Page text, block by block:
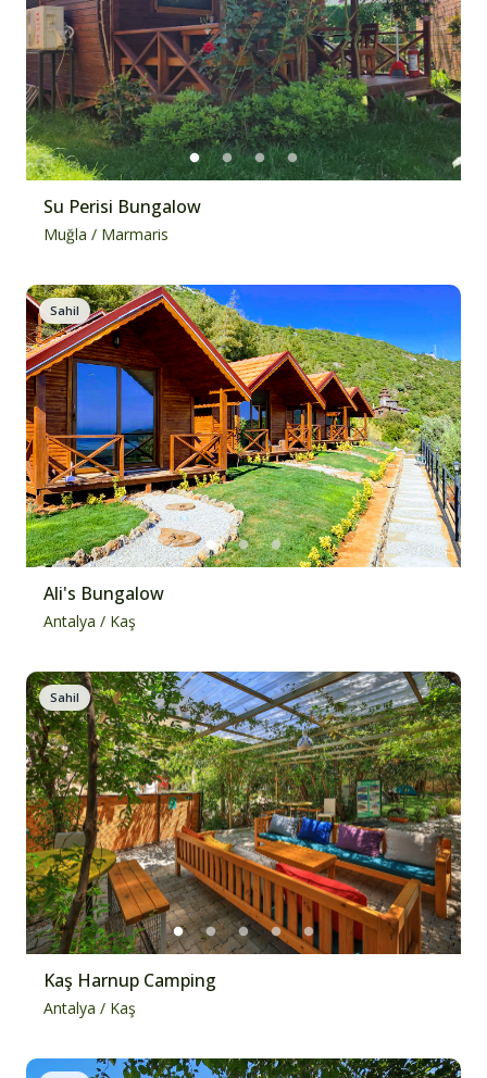
Su Perisi Bungalow
Muğla / Marmaris
Sahil
Ali's Bungalow
Antalya / Kaş
Sahil
Kaş Harnup Camping
Antalya / Kaş